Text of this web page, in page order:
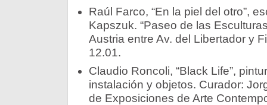
Raúl Farco, “En la piel del otro”,
Kapszuk. “Paseo de las
Austria entre Av. del Libertador y
12.01.
Claudio Roncoli, “Black Life”,
instalación y objetos. Curador:
de Exposiciones de Arte